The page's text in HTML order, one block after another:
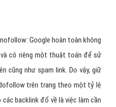
Google hoàn toàn không
và có riêng một thuật toán để sử
cũng như spam link. Do vậy, giữ
trên trang theo một tỷ lệ
backlink đổ về là việc làm cần